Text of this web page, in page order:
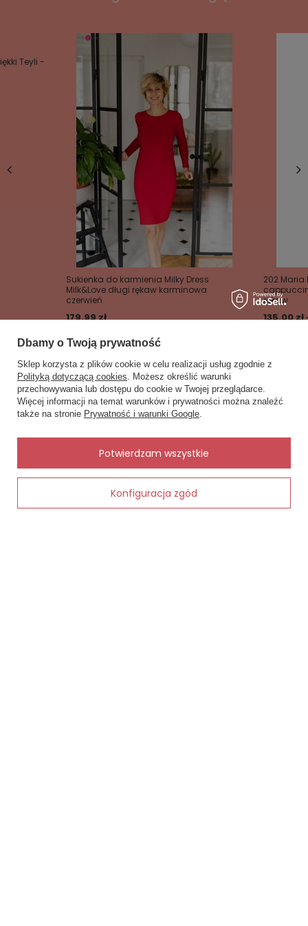
Dodaj do koszyka
Teyli -
Sukienka do karmienia Milky Dress
Milk&Love długi rękaw karminowa
czerwień
179,99 zł
202 Maria
rękaw
135,00 zł
Zobacz również
Inne rzeczy od tego samego producenta
×
✨ Asystent zakupowy
Napisz czego szukasz — pokażę
gotowe propozycje.
Dbamy o Twoją prywatność
Sklep korzysta z plików cookie w celu realizacji usług zgodnie z
Polityką dotyczącą cookies. Możesz określić warunki
przechowywania lub dostępu do cookie w Twojej przeglądarce.
Więcej informacji na temat warunków i prywatności można znaleźć
także na stronie Prywatność i warunki Google.
Konfiguracja zgód
Potwierdzam wszystkie